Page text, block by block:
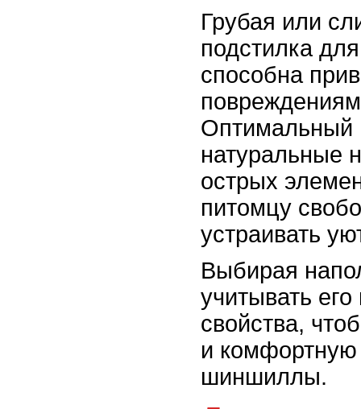
Грубая или
подстилка
способна
Оптимальный
натуральные
острых
питомцу
устраивать
Выбирая
учитывать его
свойства,
и
шиншиллы.